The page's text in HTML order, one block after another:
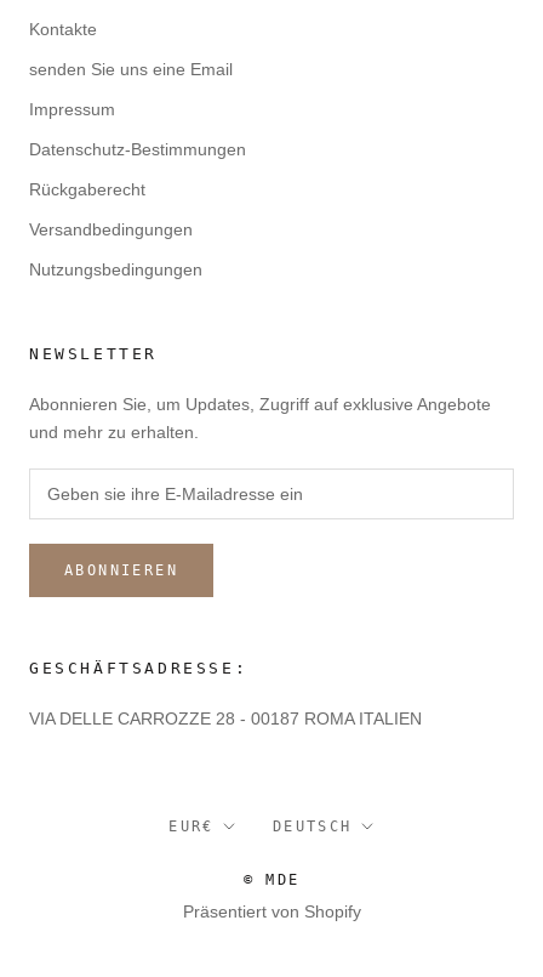
Kontakte
senden Sie uns eine Email
Impressum
Datenschutz-Bestimmungen
Rückgaberecht
Versandbedingungen
Nutzungsbedingungen
NEWSLETTER
Abonnieren Sie, um Updates, Zugriff auf exklusive Angebote
und mehr zu erhalten.
ABONNIEREN
GESCHÄFTSADRESSE:
VIA DELLE CARROZZE 28 - 00187 ROMA ITALIEN
Währung
EUR€ Sprache
DEUTSCH
© MDE
Präsentiert von Shopify